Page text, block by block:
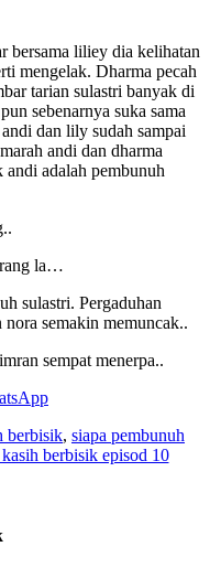
bersama liliey dia kelihatan
mengelak. Dharma pecah
tarian sulastri banyak di
sebenarnya suka sama
dan lily sudah sampai
andi dan dharma
andi adalah pembunuh
la…
sulastri. Pergaduhan
semakin memuncak..
sempat menerpa..
berbisik, siapa pembunuh
berbisik episod 10